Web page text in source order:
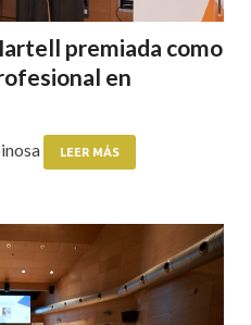
premiada como
en
LEER MÁS